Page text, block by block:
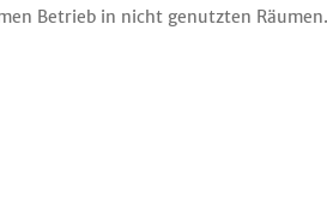
Betrieb in nicht genutzten